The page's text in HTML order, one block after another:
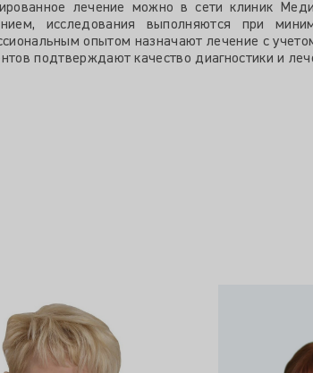
лечение можно в сети клиник
исследования выполняются при
опытом назначают лечение с
подтверждают качество диагностики и